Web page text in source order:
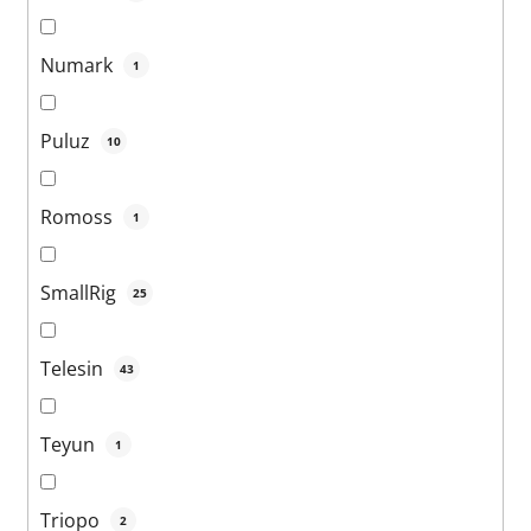
Numark 1
Puluz 10
Romoss 1
SmallRig 25
Telesin 43
Teyun 1
Triopo 2